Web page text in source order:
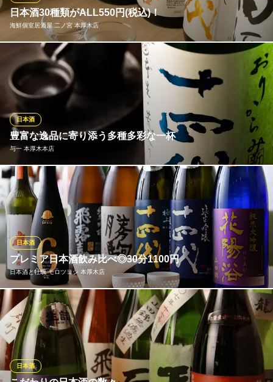
与八 別館
和食・海鮮居酒屋
小田急小田原線本厚木駅 徒歩2分
神奈川県厚木市中町4-2-7 丸共ビル2F
日本酒30種類がALL550円(税込)！
海鮮個室居酒屋 二ノ宮 本厚木店
全国各地から厳選した日本酒を常時20種類以上ご用意。100mlで
のご提供になるので、飲み比べもおすすめです。旬の鮮魚との相
性も抜群で、季節ごとの味わいを心ゆくまで堪能いただけます。
海鮮個室居酒屋 二ノ宮 本厚木店
海鮮和食個室居酒屋
小田急小田原線本厚木駅 徒歩1分
神奈川県厚木市中町2-1-18 TRUNK本厚木12F
豊富な逸品に寄り添う多種多彩な一杯
与一 本厚木本店
日本酒
日本酒党におすすめの一杯が「十四代 純米吟醸」。お米の芳醇か
つフルーティーな甘みに、心地よい余韻を奏でるすっきりとした
味わいは、お造りや天ぷらなど当店自慢の逸品との相性も抜群の
一杯。1合950円（税抜）と、リーズナブルに銘酒をお楽しみいた
だけるのも魅力です。
与一 本厚木本店
朝獲れ魚を味わう居酒屋
小田急小田原線本厚木駅 徒歩5分
神奈川県厚木市旭町1-9-2
プレミア日本酒飲み比べ◎30分1100円
日本酒と牡蠣 モロツヨシ 本厚木店
日本酒
希少なプレミア日本酒を飲み比べ◎30分1100円の飲み放題も 厳選
日本酒を飲み比べや量り売りでご提供。高級なお酒を少量ずつ味
わえるのが魅力！ラインナップは仕入れにより変わるため、新た
な1杯と出会えることも◎さらに本厚木店では30分1100円で日本
酒やビール、サワー、ソフトドリンク含む飲み放題もご用意して
おります
日本酒